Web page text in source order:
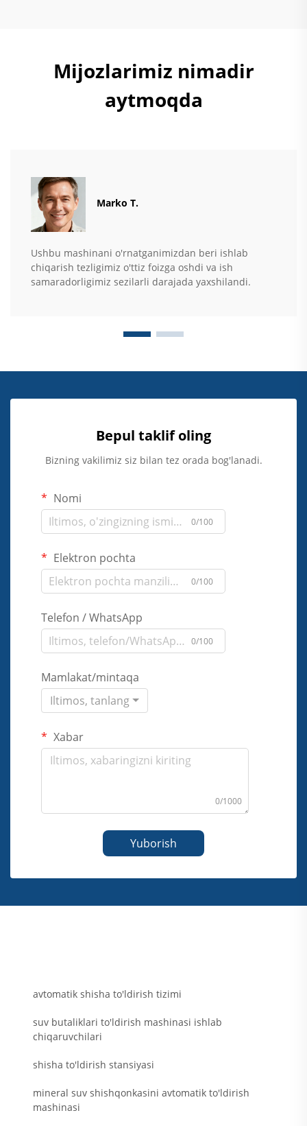
Mijozlarimiz nimadir
aytmoqda
Marko T.
Ushbu mashinani o'rnatganimizdan beri ishlab
chiqarish tezligimiz o'ttiz foizga oshdi va ish
samaradorligimiz sezilarli darajada yaxshilandi.
Bepul taklif oling
Bizning vakilimiz siz bilan tez orada bog'lanadi.
Nomi
0/100
Elektron pochta
0/100
Telefon / WhatsApp
0/100
Mamlakat/mintaqa
Iltimos, tanlang
Xabar
0/1000
Yuborish
avtomatik shisha to'ldirish tizimi
suv butaliklari to'ldirish mashinasi ishlab
chiqaruvchilari
shisha to'ldirish stansiyasi
mineral suv shishqonkasini avtomatik to'ldirish
mashinasi